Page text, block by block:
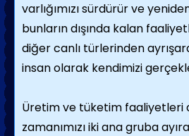
varlığımızı sürdürür ve
bunların dışında kalan
diğer canlı türlerinden
insan olarak kendimizi
Üretim ve tüketim faaliyetleri
zamanımızı iki ana gruba